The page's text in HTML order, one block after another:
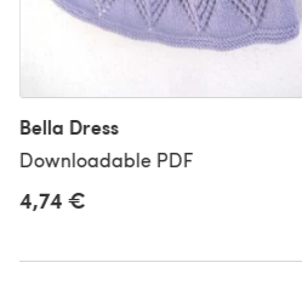
Bella Dress
Downloadable PDF
4,74 €